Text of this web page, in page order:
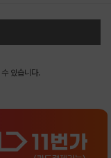
있습니다.